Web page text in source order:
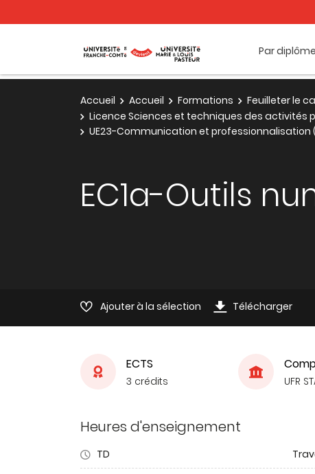
Par
Accueil Accueil Formations Feuilleter le
Licence Sciences et techniques des
UE23-Communication et professionnalisation
EC1a-Outils
Ajouter à la sélection Télécharger
ECTS
3 crédits UFR
Heures d'enseignement
TD